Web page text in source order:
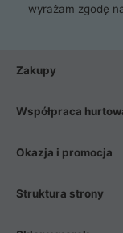
wyrażam zgodę
Zakupy
Współpraca
Okazja i promocja
Struktura strony